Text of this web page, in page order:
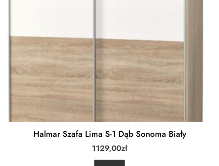
Halmar Szafa Lima S-1 Dąb Sonoma Biały
1129,00zł